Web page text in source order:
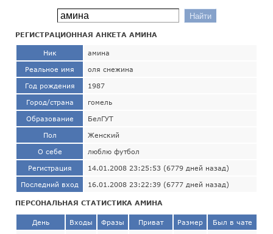
РЕГИСТРАЦИОННАЯ АНКЕТА АМИНА
Ник амина
Реальное имя оля снежина
Год рождения 1987
Город/страна гомель
Образование БелГУТ
Пол Женский
О себе люблю футбол
Регистрация 14.01.2008 23:25:53 (6779 дней назад)
Последний вход 16.01.2008 23:22:39 (6777 дней назад)
ПЕРСОНАЛЬНАЯ СТАТИСТИКА АМИНА
День Входы Фразы Приват Размер Был в чате